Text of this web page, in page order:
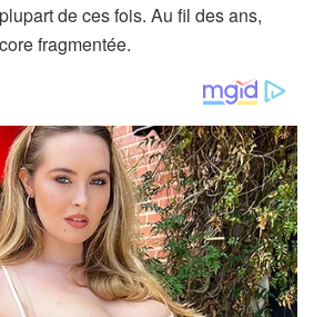
de ces fois. Au fil des ans,
fragmentée.